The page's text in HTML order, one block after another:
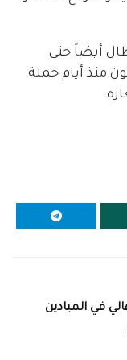
طال أيضاً حتى
منذ أيام حملة
في الميادين